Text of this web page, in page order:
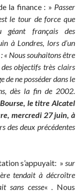
la finance : » Passer
le tour de force que
géant français des
à Londres, lors d’un
: « Nous souhaitons être
objectifs très clairs
de ne posséder dans le
dès la fin de 2002.
le titre Alcatel
mercredi 27 juin, à
des deux précédentes
s’appuyait: » sur
tendait à décroître
sans cesse« . Nous